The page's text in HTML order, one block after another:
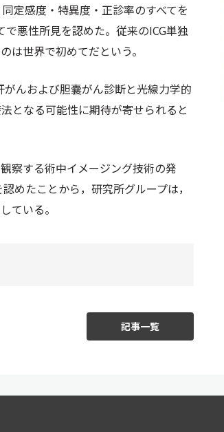
定感度・特異度・正診率のすべてを
悪性所見を認めた。従来のICG単独
は世界で初めてだという。
んおよび胆嚢がん診断と光線力学的
となる可能性に期待が寄せられると
察する術中イメージング技術の発
めたことから，研究所グループは，
ている。
記事一覧